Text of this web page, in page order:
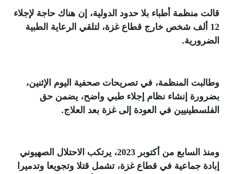
قالت منظمة أطباء بلا حدود الدولية، إن هناك حاجة لإجلاء
12 ألف شخص خارج قطاع غزة، لتلقي الرعاية الطبية
الضرورية.
وطالبت المنظمة، في تصريحات صحفية اليوم الإثنين،
بضرورة إنشاء نظام إجلاء طبي واضح، يضمن حق
الفلسطينيين في العودة إلى غزة بعد العلاج.
ومنذ السابع من أكتوبر 2023، يرتكب الاحتلال الصهيوني
إبادة جماعية في قطاع غزة، تشمل قتلا وتجويعا وتدميرا